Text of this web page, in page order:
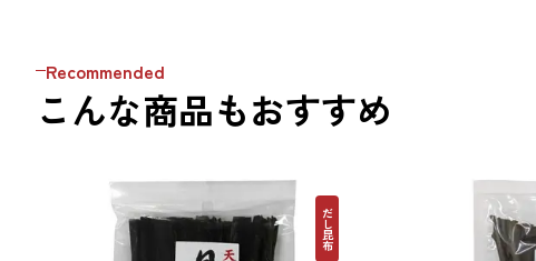
Recommended
こんな商品もおすすめ
だし昆布